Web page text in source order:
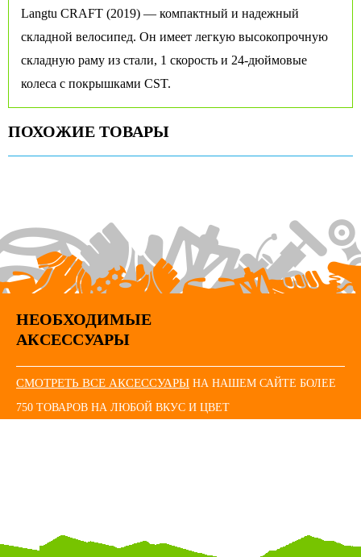
Langtu CRAFT (2019) — компактный и надежный
складной велосипед. Он имеет легкую высокопрочную
складную раму из стали, 1 скорость и 24-дюймовые
колеса с покрышками CST.
ПОХОЖИЕ ТОВАРЫ
НЕОБХОДИМЫЕ
АКСЕССУАРЫ
СМОТРЕТЬ ВСЕ АКСЕССУАРЫ НА НАШЕМ САЙТЕ БОЛЕЕ
750 ТОВАРОВ НА ЛЮБОЙ ВКУС И ЦВЕТ